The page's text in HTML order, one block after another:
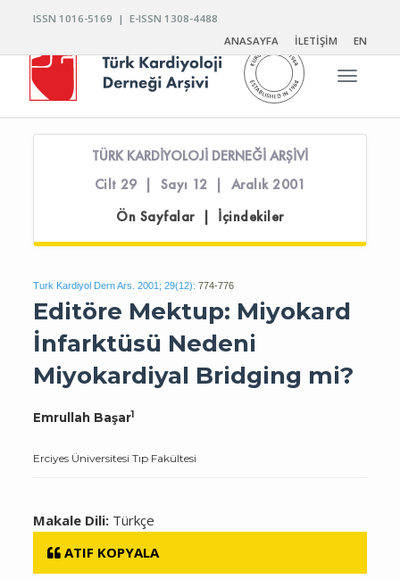
ISSN 1016-5169 | E-ISSN 1308-4488
ANASAYFA
İLETİŞİM EN
Toggle
TÜRK KARDİYOLOJİ DERNEĞİ ARŞİVİ
Cilt 29 | Sayı 12 | Aralık 2001
Ön Sayfalar | İçindekiler
Turk Kardiyol Dern Ars. 2001; 29(12): 774-776
Editöre Mektup: Miyokard
İnfarktüsü Nedeni
Miyokardiyal Bridging mi?
Emrullah Başar1
Erciyes Üniversitesi Tıp Fakültesi
Makale Dili: Türkçe
ATIF KOPYALA